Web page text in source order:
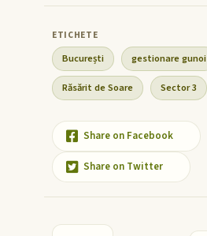
București gestionare gunoi
Răsărit de Soare Sector 3
Share on Facebook
Share on Twitter